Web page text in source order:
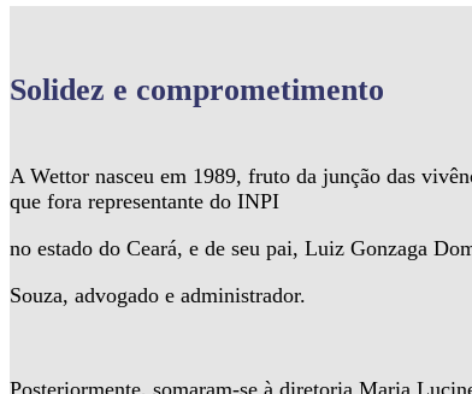
Solidez e comprometimento
A Wettor nasceu em 1989, fruto da junção das
que fora representante do INPI
no estado do Ceará, e de seu pai, Luiz Gonzaga
Souza, advogado e administrador.